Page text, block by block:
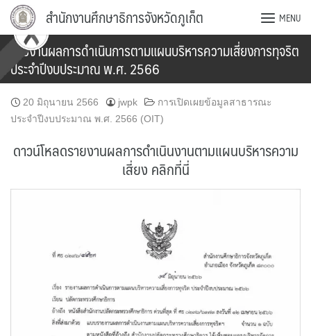
Skip
content
สำนักงานศึกษาธิการจังหวัดภูเก็ต MENU
รายงานผลการดำเนินการตามแผนบริหารความเสี่ยงการทุจริต
ประจำปีงบประมาณ พ.ศ. 2566
20 มิถุนายน 2566 jwpk
การเปิดเผยข้อมูลสาธารณะ
ประจำปีงบประมาณ พ.ศ. 2566 (OIT)
ดาวน์โหลดรายงานผลการดำเนินงานตามแผนบริหารความ
เสี่ยง คลิกที่นี่